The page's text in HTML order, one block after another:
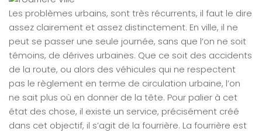
Les problèmes urbains, sont très récurrents, il faut le dire
assez clairement et assez distinctement. En ville, il ne
peut se passer une seule journée, sans que l’on ne soit
témoins, de dérives urbaines. Que ce soit des accidents
de la route, ou alors des véhicules qui ne respectent
pas le règlement en terme de circulation urbaine, l’on
ne sait plus où en donner de la tête. Pour palier à cet
état des chose, il existe un service, précisément créé
dans cet objectif, il s’agit de la fourrière. La fourrière est